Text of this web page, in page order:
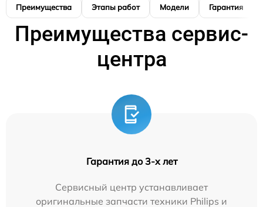
Преимущества Этапы работ Модели Гарантия
Преимущества сервис-
центра
Гарантия до 3-х лет
Сервисный центр устанавливает
оригинальные запчасти техники Philips и